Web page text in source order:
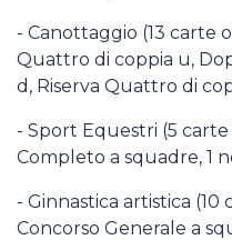
- Canottaggio (13 carte
Quattro di coppia u,
d, Riserva Quattro di
- Sport Equestri (5 carte
Completo a squadre, 1
- Ginnastica artistica (10
Concorso Generale a